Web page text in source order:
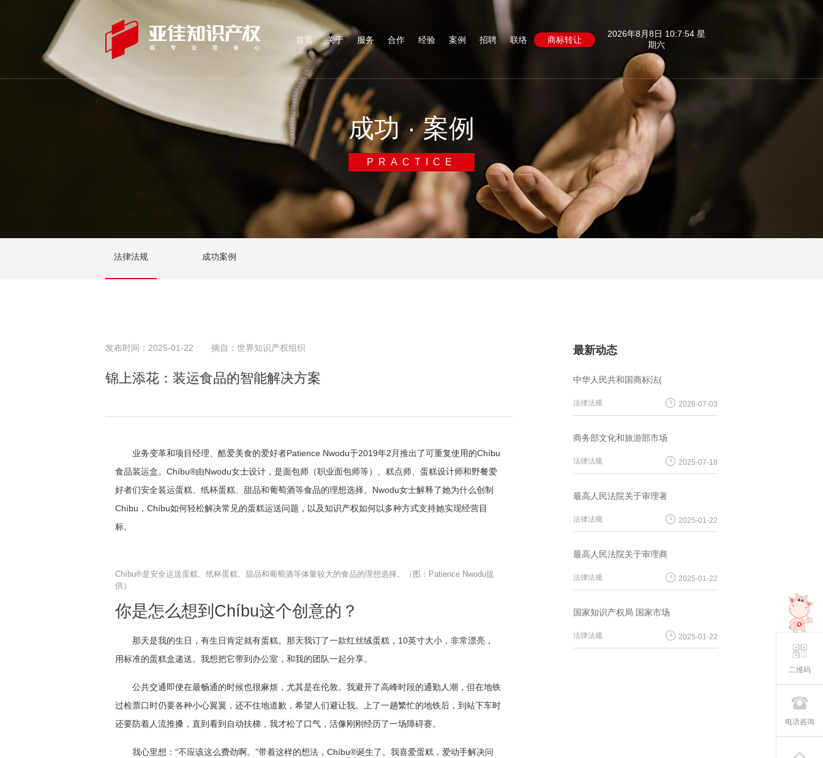
首页 关于 服务 合作 经验 案例 招聘 联络 商标转让
2026年8月8日 10:7:55 星
期六
成功 · 案例
PRACTICE
法律法规 成功案例
发布时间：2025-01-22 摘自：世界知识产权组织
锦上添花：装运食品的智能解决方案
业务变革和项目经理、酷爱美食的爱好者Patience Nwodu于2019年2月推出了可重复使用的Chíbu
食品装运盒。Chíbu®由Nwodu女士设计，是面包师（职业面包师等）、糕点师、蛋糕设计师和野餐爱
好者们安全装运蛋糕、纸杯蛋糕、甜品和葡萄酒等食品的理想选择。Nwodu女士解释了她为什么创制
Chíbu，Chíbu如何轻松解决常见的蛋糕运送问题，以及知识产权如何以多种方式支持她实现经营目
标。
Chíbu®是安全运送蛋糕、纸杯蛋糕、甜品和葡萄酒等体量较大的食品的理想选择。（图：Patience Nwodu提
供）
你是怎么想到Chíbu这个创意的？
那天是我的生日，有生日肯定就有蛋糕。那天我订了一款红丝绒蛋糕，10英寸大小，非常漂亮，
用标准的蛋糕盒递送。我想把它带到办公室，和我的团队一起分享。
公共交通即便在最畅通的时候也很麻烦，尤其是在伦敦。我避开了高峰时段的通勤人潮，但在地铁
过检票口时仍要各种小心翼翼，还不住地道歉，希望人们避让我。上了一趟繁忙的地铁后，到站下车时
还要防着人流推搡，直到看到自动扶梯，我才松了口气，活像刚刚经历了一场障碍赛。
我心里想：“不应该这么费劲啊。”带着这样的想法，Chíbu®诞生了。我喜爱蛋糕，爱动手解决问
最新动态
中华人民共和国商标法(
法律法规 2026-07-03
商务部文化和旅游部市场
法律法规 2025-07-18
最高人民法院关于审理著
法律法规 2025-01-22
最高人民法院关于审理商
法律法规 2025-01-22
国家知识产权局 国家市场
法律法规 2025-01-22
二维码
电话咨询